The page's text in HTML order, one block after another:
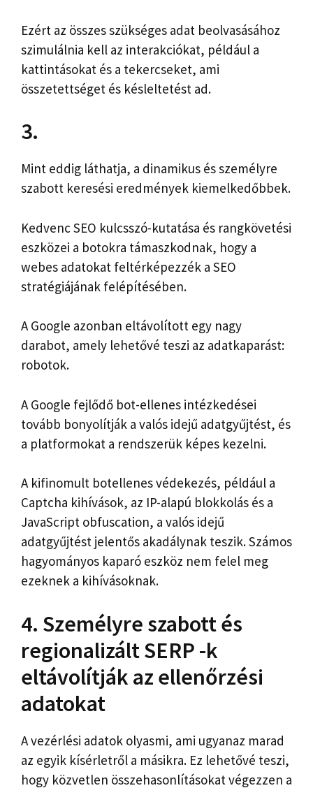
Ezért az összes szükséges adat beolvasásához
szimulálnia kell az interakciókat, például a
kattintásokat és a tekercseket, ami
összetettséget és késleltetést ad.
3.
Mint eddig láthatja, a dinamikus és személyre
szabott keresési eredmények kiemelkedőbbek.
Kedvenc SEO kulcsszó-kutatása és rangkövetési
eszközei a botokra támaszkodnak, hogy a
webes adatokat feltérképezzék a SEO
stratégiájának felépítésében.
A Google azonban eltávolított egy nagy
darabot, amely lehetővé teszi az adatkaparást:
robotok.
A Google fejlődő bot-ellenes intézkedései
tovább bonyolítják a valós idejű adatgyűjtést, és
a platformokat a rendszerük képes kezelni.
A kifinomult botellenes védekezés, például a
Captcha kihívások, az IP-alapú blokkolás és a
JavaScript obfuscation, a valós idejű
adatgyűjtést jelentős akadálynak teszik. Számos
hagyományos kaparó eszköz nem felel meg
ezeknek a kihívásoknak.
4. Személyre szabott és
regionalizált SERP -k
eltávolítják az ellenőrzési
adatokat
A vezérlési adatok olyasmi, ami ugyanaz marad
az egyik kísérletről a másikra. Ez lehetővé teszi,
hogy közvetlen összehasonlításokat végezzen a